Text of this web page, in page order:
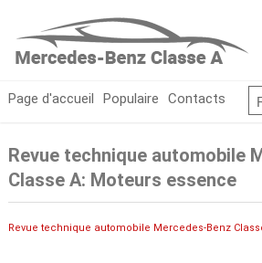
Page d'accueil Populaire Contacts
Revue technique automobile
Classe A: Moteurs essence
Revue technique automobile Mercedes-Benz